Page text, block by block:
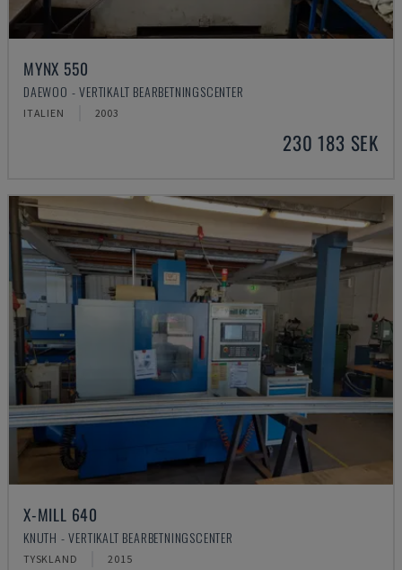
MYNX 550
DAEWOO - VERTIKALT BEARBETNINGSCENTER
ITALIEN 2003
230 183 SEK
X-MILL 640
KNUTH - VERTIKALT BEARBETNINGSCENTER
TYSKLAND 2015